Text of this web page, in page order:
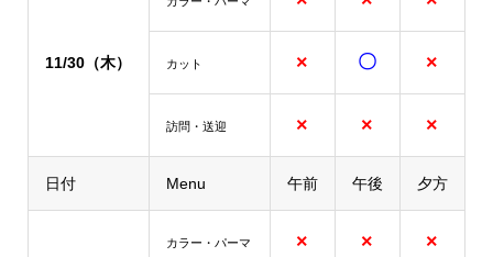
11/30（木） カット × 〇 ×
訪問・送迎 × × ×
日付 Menu 午前 午後 夕方
カラー・パーマ × × ×